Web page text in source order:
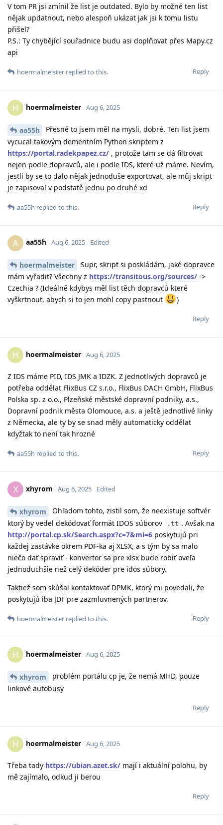
V tom PR jsi zmínil že list je outdated. Bylo by možné ten list
nějak updatnout, nebo alespoň ukázat jak jsi k tomu listu
přišel?
P.S.: Ty chybějící souřadnice budu asi doplňovat přes Mapy.cz
api
Reply
hoermalmeister replied to this.
H hoermalmeister Aug 6, 2025
aa55h
Přesně to jsem měl na mysli, dobré. Ten list jsem
vycucal takovým dementním Python skriptem z
https://portal.radekpapez.cz/ , protože tam se dá filtrovat
nejen podle dopravců, ale i podle IDS, které už máme. Nevím,
jestli by se to dalo nějak jednoduše exportovat, ale můj skript
je zapisoval v podstatě jednu po druhé xd
Reply
aa55h replied to this.
A aa55h Aug 6, 2025 Edited
hoermalmeister
Supr, skript si poskládám, jaké dopravce
mám vyřadit? Všechny z https://transitous.org/sources/ ->
Czechia ? (Ideálně kdybys měl list těch dopravců které
vyškrtnout, abych si to jen mohl copy pastnout
)
Reply
H hoermalmeister Aug 6, 2025
Z IDS máme PID, IDS JMK a IDZK. Z jednotlivých dopravců je
potřeba oddělat FlixBus CZ s.r.o., FlixBus DACH GmbH, FlixBus
Polska sp. z o.o., Plzeňské městské dopravní podniky, a.s.,
Dopravní podnik města Olomouce, a.s. a ještě jednotlivé linky
z Německa, ale ty by se snad měly automaticky oddělat
kdyžtak to není tak hrozné
Reply
aa55h replied to this.
X xhyrom Aug 6, 2025 Edited
xhyrom
Ohľadom tohto, zistil som, že neexistuje softvér
ktorý by vedel dekódovať formát IDOS súborov
.tt . Avšak na
http://portal.cp.sk/Search.aspx?c=7&mi=6 poskytujú pri
každej zastávke okrem PDF-ka aj XLSX, a s tým by sa malo
niečo dať spraviť - konvertor sa pre xlsx bude robiť oveľa
jednoduchšie než celý dekóder pre idos súbory.
Taktiež som skúšal kontaktovať DPMK, ktorý mi povedali, že
poskytujú iba JDF pre zazmluvnených partnerov.
Reply
hoermalmeister replied to this.
H hoermalmeister Aug 6, 2025
xhyrom
problém portálu cp je, že nemá MHD, pouze
linkové autobusy
Reply
H hoermalmeister Aug 6, 2025
Třeba tady https://ubian.azet.sk/ mají i aktuální polohu, by
mě zajímalo, odkud ji berou
Reply